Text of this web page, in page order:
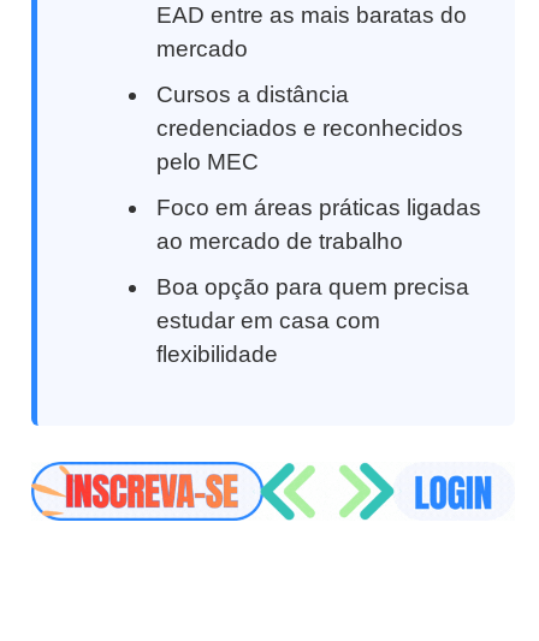
EAD entre as mais baratas do
mercado
Cursos a distância
credenciados e reconhecidos
pelo MEC
Foco em áreas práticas ligadas
ao mercado de trabalho
Boa opção para quem precisa
estudar em casa com
flexibilidade